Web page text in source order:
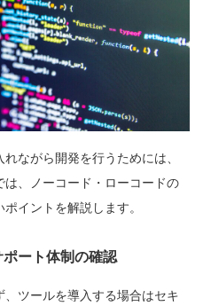
ながら開発を行うためには、
、ノーコード・ローコードの
イントを解説します。
ート体制の確認
、ツールを導入する場合はセキ